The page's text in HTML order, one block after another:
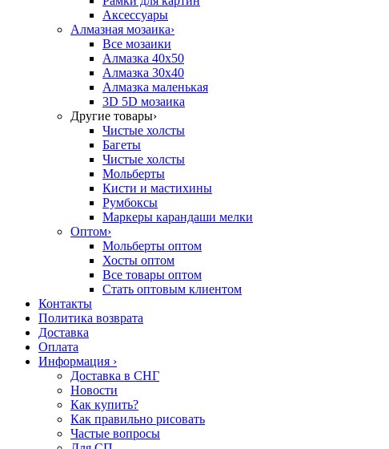
Аксессуары
Алмазная мозаика›
Все мозаики
Алмазка 40х50
Алмазка 30х40
Алмазка маленькая
3D 5D мозаика
Другие товары›
Чистые холсты
Багеты
Чистые холсты
Мольберты
Кисти и мастихины
Румбоксы
Маркеры карандаши мелки
Оптом›
Мольберты оптом
Хосты оптом
Все товары оптом
Стать оптовым клиентом
Контакты
Политика возврата
Доставка
Оплата
Информация ›
Доставка в СНГ
Новости
Как купить?
Как правильно рисовать
Частые вопросы